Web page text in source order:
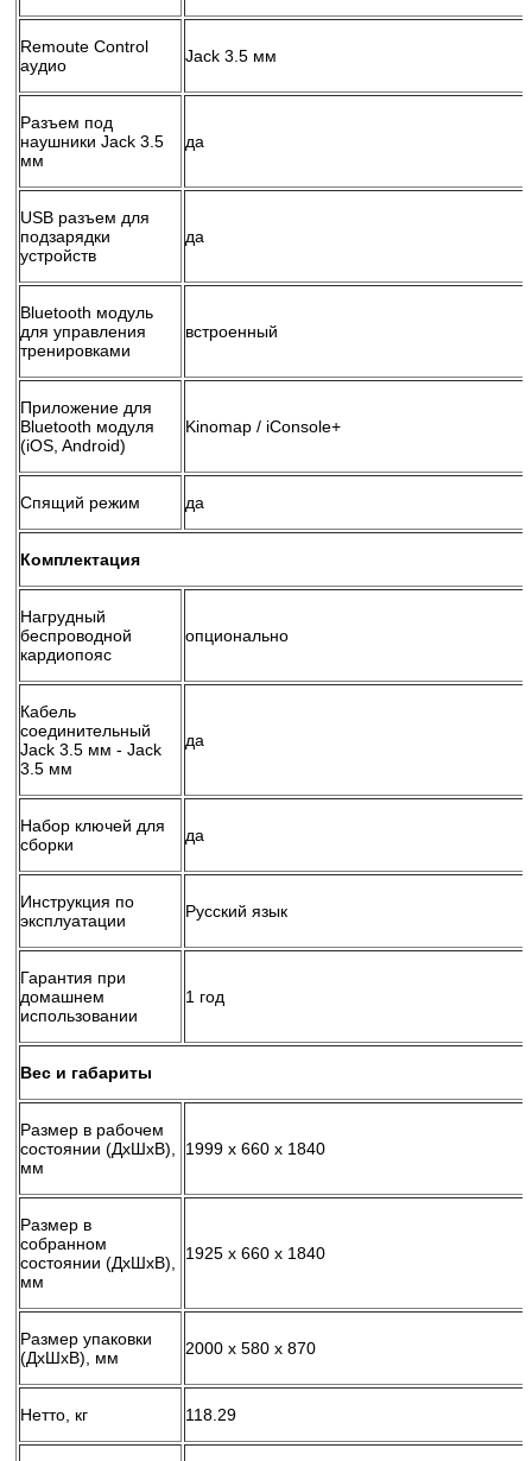
Remoute Control
аудио
Jack 3.5 мм
Разъем под
наушники Jack 3.5
мм
да
USB разъем для
подзарядки
устройств
да
Bluetooth модуль
для управления
тренировками
встроенный
Приложение для
Bluetooth модуля
(iOS, Android)
Kinomap / iConsole+
Спящий режим да
Комплектация
Нагрудный
беспроводной
кардиопояс
опционально
Кабель
соединительный
Jack 3.5 мм - Jack
3.5 мм
да
Набор ключей для
сборки
да
Инструкция по
эксплуатации
Русский язык
Гарантия при
домашнем
использовании
1 год
Вес и габариты
Размер в рабочем
состоянии (ДхШхВ),
мм
1999 x 660 x 1840
Размер в
собранном
состоянии (ДхШхВ),
мм
1925 x 660 x 1840
Размер упаковки
(ДхШхВ), мм
2000 x 580 x 870
Нетто, кг 118.29